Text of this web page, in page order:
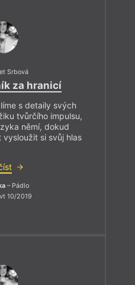
Srbová
za hranicí
s detaily svých
tvůrčího impulsu,
němí, dokud
si svůj hlas
– Pádlo
10/2019